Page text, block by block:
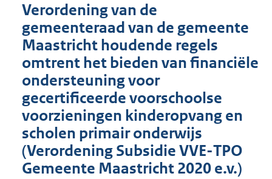
Verordening van de
gemeenteraad van de gemeente
Maastricht houdende regels
omtrent het bieden van financiële
ondersteuning voor
gecertificeerde voorschoolse
voorzieningen kinderopvang en
scholen primair onderwijs
(Verordening Subsidie VVE-TPO
Gemeente Maastricht 2020 e.v.)